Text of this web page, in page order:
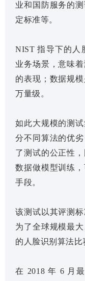
业和国防服务的
定标准等。
NIST 指导下的人
业务场景，意味
的表现；数据规
万量级。
如此大规模的测
分不同算法的优
了测试的公正性
数据做模型训练
手段。
该测试以其评测
为了全球规模最
的人脸识别算法比
在 2018 年 6 月